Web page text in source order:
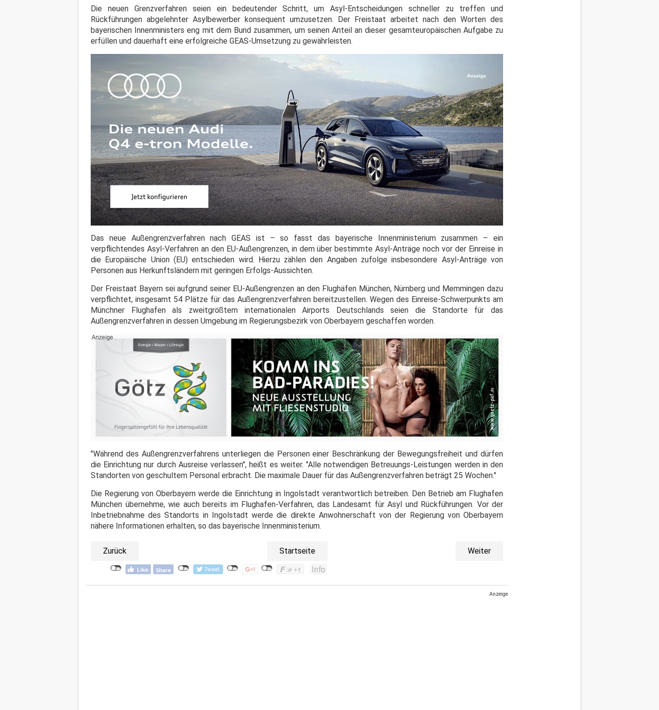
Die neuen Grenzverfahren seien ein bedeutender Schritt, um Asyl-Entscheidungen schneller zu treffen und
Rückführungen abgelehnter Asylbewerber konsequent umzusetzen. Der Freistaat arbeitet nach den Worten des
bayerischen Innenministers eng mit dem Bund zusammen, um seinen Anteil an dieser gesamteuropäischen Aufgabe zu
erfüllen und dauerhaft eine erfolgreiche GEAS-Umsetzung zu gewährleisten.
Das neue Außengrenzverfahren nach GEAS ist – so fasst das bayerische Innenministerium zusammen – ein
verpflichtendes Asyl-Verfahren an den EU-Außengrenzen, in dem über bestimmte Asyl-Anträge noch vor der Einreise in
die Europäische Union (EU) entschieden wird. Hierzu zählen den Angaben zufolge insbesondere Asyl-Anträge von
Personen aus Herkunftsländern mit geringen Erfolgs-Aussichten.
Der Freistaat Bayern sei aufgrund seiner EU-Außengrenzen an den Flughäfen München, Nürnberg und Memmingen dazu
verpflichtet, insgesamt 54 Plätze für das Außengrenzverfahren bereitzustellen. Wegen des Einreise-Schwerpunkts am
Münchner Flughafen als zweitgrößtem internationalen Airports Deutschlands seien die Standorte für das
Außengrenzverfahren in dessen Umgebung im Regierungsbezirk von Oberbayern geschaffen worden.
"Während des Außengrenzverfahrens unterliegen die Personen einer Beschränkung der Bewegungsfreiheit und dürfen
die Einrichtung nur durch Ausreise verlassen", heißt es weiter. "Alle notwendigen Betreuungs-Leistungen werden in den
Standorten von geschultem Personal erbracht. Die maximale Dauer für das Außengrenzverfahren beträgt 25 Wochen."
Die Regierung von Oberbayern werde die Einrichtung in Ingolstadt verantwortlich betreiben. Den Betrieb am Flughafen
München übernehme, wie auch bereits im Flughafen-Verfahren, das Landesamt für Asyl und Rückführungen. Vor der
Inbetriebnahme des Standorts in Ingolstadt werde die direkte Anwohnerschaft von der Regierung von Oberbayern
nähere Informationen erhalten, so das bayerische Innenministerium.
Zurück Startseite Weiter
Anzeige